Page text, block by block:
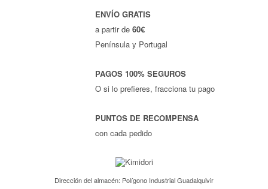
ENVÍO GRATIS
a partir de60€
Península y Portugal
PAGOS 100% SEGUROS
O si lo prefieres, fracciona tu pago
PUNTOS DE RECOMPENSA
con cada pedido
Dirección del almacén: Polígono Industrial Guadalquivir